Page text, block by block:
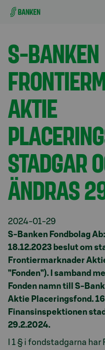
Gå direkt till innehållet
Aktuellt
S-BANKEN
AKTIE
STADGAR
ÄNDRAS
2024-01-29
S-Banken Fondbolag
18.12.2023 beslut om
Frontiermarknader
”Fonden”). I samband
Fonden namn till S-
Aktie Placeringsfond.
Finansinspektionen
29.2.2024.
I 1 § i fondstadgarna